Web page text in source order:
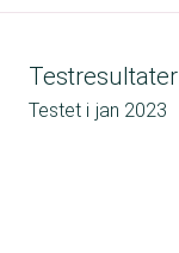
Testresultater
Testet i jan 2023